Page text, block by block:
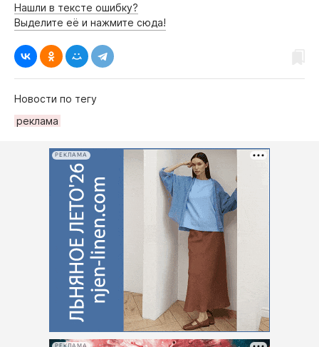
Нашли в тексте ошибку?
Выделите её и нажмите сюда!
Новости по тегу
рeклама
РЕКЛАМА